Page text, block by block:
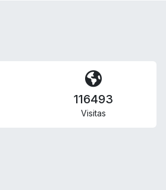
116493
Visitas